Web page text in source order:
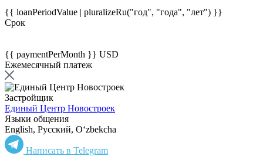
{{ loanPeriodValue | pluralizeRu("год", "года", "лет") }}
Срок
{{ paymentPerMonth }} USD
Ежемесячный платеж
Застройщик
Единый Центр Новостроек
Языки общения
English, Русский, Oʻzbekcha
Написать в Telegram